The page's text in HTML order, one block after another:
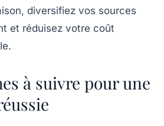
diversifiez vos sources
et réduisez votre coût
à suivre pour une